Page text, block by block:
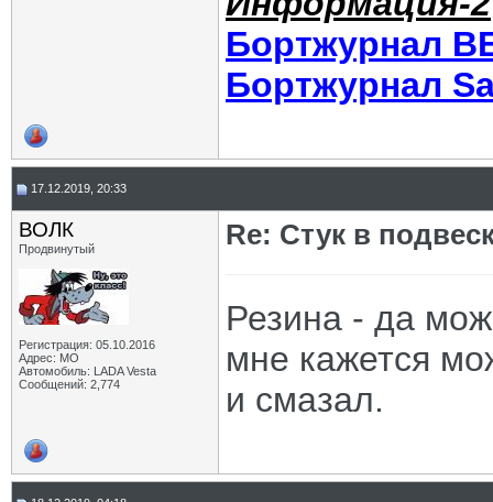
Бортжурнал
Бортжурнал
17.12.2019, 20:33
ВОЛК
Продвинутый
Регистрация: 05.10.2016
Адрес: МО
Автомобиль: LADA Vesta
Сообщений: 2,774
Re: Стук в
Резина - да
мне кажется
и смазал.